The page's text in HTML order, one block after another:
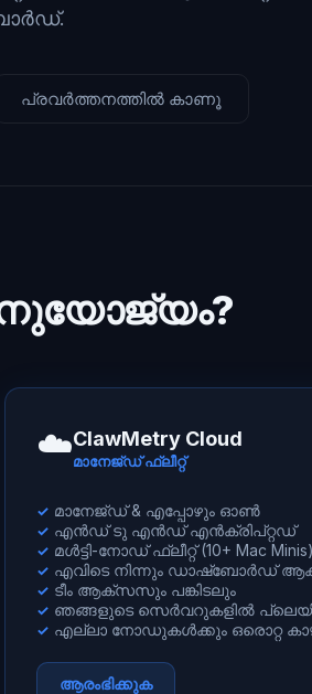
പ്രവർത്തനത്തിൽ കാണൂ
☁️ClawMetry Cloud
മാനേജ്ഡ് ഫ്ലീറ്റ്
✓ മാനേജ്ഡ് & എപ്പോഴും ഓൺ
✓ എൻഡ് ടു എൻഡ് എൻക്രിപ്റ്റഡ്
✓ മൾട്ടി-നോഡ് ഫ്ലീറ്റ് (10+ Mac Minis)
✓ എവിടെ നിന്നും ഡാഷ്ബോർഡ്
✓ ടീം ആക്സസും പങ്കിടലും
✓ ഞങ്ങളുടെ സെർവറുകളിൽ
✓ എല്ലാ നോഡുകൾക്കും ഒരൊറ്റ
ആരംഭിക്കുക